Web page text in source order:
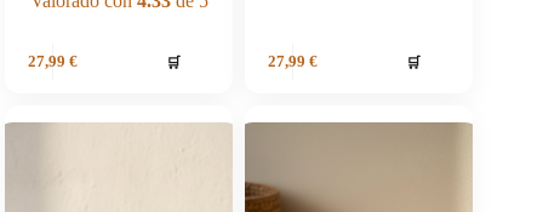
27,99 € 🛒 27,99 € 🛒